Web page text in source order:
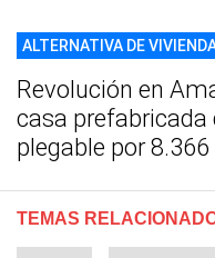
ALTERNATIVA DE
Revolución en
casa
plegable por
TEMAS